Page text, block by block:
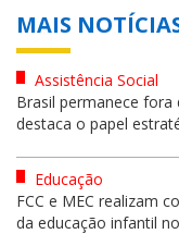
MAIS
Assistência Social
Brasil permanece
destaca o papel
Educação
FCC e MEC realizam
da educação infantil